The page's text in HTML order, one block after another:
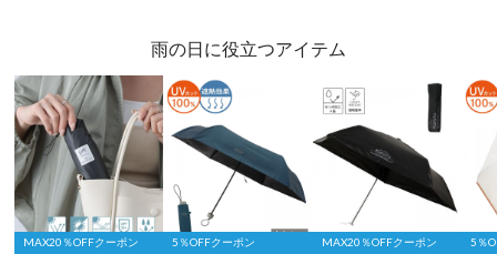
雨の日に役立つアイテム
MAX20％OFFクーポン 5％OFFクーポン MAX20％OFFクーポン 5％